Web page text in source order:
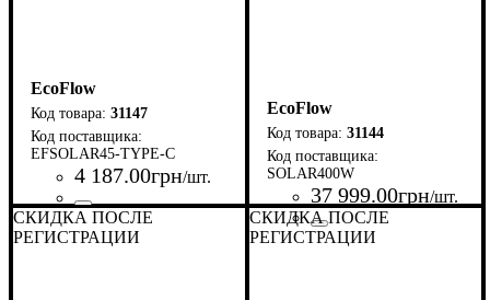
EcoFlow
31147
EFSOLAR45-TYPE-C
4 187.00грн/шт.
Страна-производитель
США
Серия: Solar Panel
EcoFlow
31144
SOLAR400W
37 999.00грн/шт.
Страна-производитель
Серия: Solar Panel
СКИДКА ПОСЛЕ
РЕГИСТРАЦИИ
СКИДКА ПОСЛЕ
РЕГИСТРАЦИИ